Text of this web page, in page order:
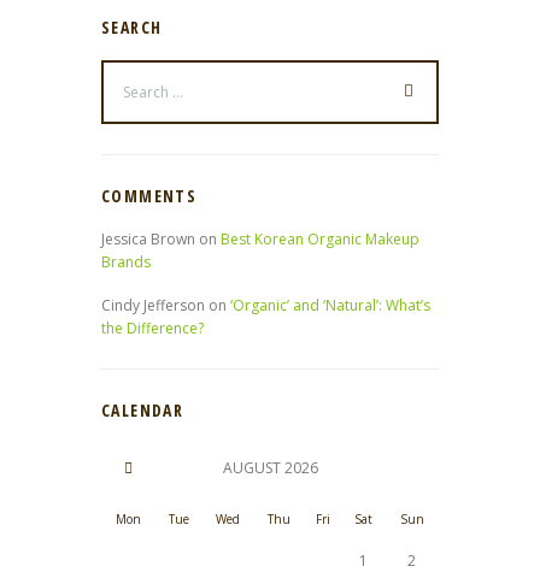
SEARCH
COMMENTS
Jessica Brown on Best Korean Organic Makeup
Brands
Cindy Jefferson on ‘Organic’ and ‘Natural’: What’s
the Difference?
CALENDAR
AUGUST2026
Mon Tue Wed Thu Fri Sat Sun
1
2